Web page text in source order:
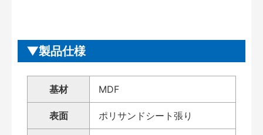
製品仕様
基材 MDF
表面 ポリサンドシート張り